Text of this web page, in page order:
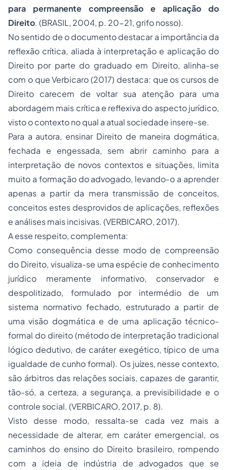
para permanente compreensão e aplicação do
Direito. (BRASIL, 2004, p. 20-21, grifo nosso).
No sentido de o documento destacar a importância da
reflexão crítica, aliada à interpretação e aplicação do
Direito por parte do graduado em Direito, alinha-se
com o que Verbicaro (2017) destaca: que os cursos de
Direito carecem de voltar sua atenção para uma
abordagem mais crítica e reflexiva do aspecto jurídico,
visto o contexto no qual a atual sociedade insere-se.
Para a autora, ensinar Direito de maneira dogmática,
fechada e engessada, sem abrir caminho para a
interpretação de novos contextos e situações, limita
muito a formação do advogado, levando-o a aprender
apenas a partir da mera transmissão de conceitos,
conceitos estes desprovidos de aplicações, reflexões
e análises mais incisivas. (VERBICARO, 2017).
A esse respeito, complementa:
Como consequência desse modo de compreensão
do Direito, visualiza-se uma espécie de conhecimento
jurídico meramente informativo, conservador e
despolitizado, formulado por intermédio de um
sistema normativo fechado, estruturado a partir de
uma visão dogmática e de uma aplicação técnico-
formal do direito (método de interpretação tradicional
lógico dedutivo, de caráter exegético, típico de uma
igualdade de cunho formal). Os juízes, nesse contexto,
são árbitros das relações sociais, capazes de garantir,
tão-só, a certeza, a segurança, a previsibilidade e o
controle social. (VERBICARO, 2017, p. 8).
Visto desse modo, ressalta-se cada vez mais a
necessidade de alterar, em caráter emergencial, os
caminhos do ensino do Direito brasileiro, rompendo
com a ideia de indústria de advogados que se